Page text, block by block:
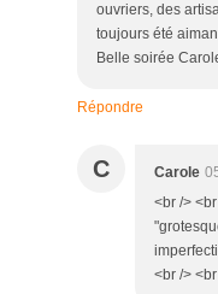
ouvriers, des
toujours été
Belle soirée
Répondre
C Carole
<br />
<br />